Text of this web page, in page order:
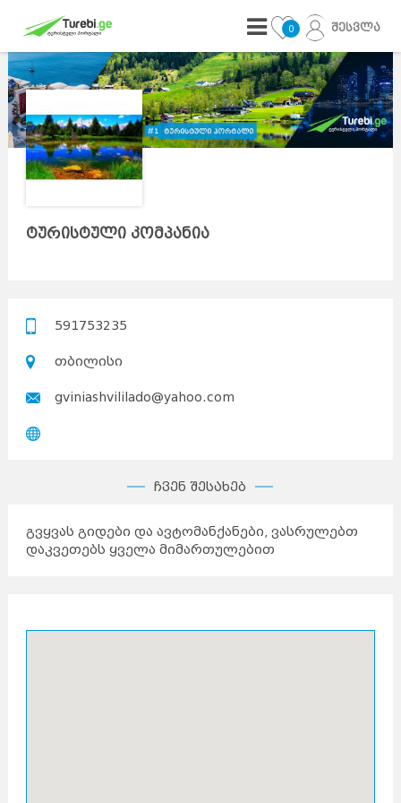
0 შესვლა
ტურისტული კომპანია
591753235
თბილისი
gviniashvililado@yahoo.com
ჩვენ შესახებ
გვყვას გიდები და ავტომანქანები, ვასრულებთ
დაკვეთებს ყველა მიმართულებით